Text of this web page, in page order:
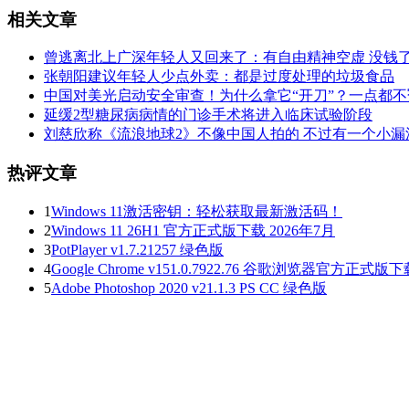
相关文章
曾逃离北上广深年轻人又回来了：有自由精神空虚 没钱
张朝阳建议年轻人少点外卖：都是过度处理的垃圾食品
中国对美光启动安全审查！为什么拿它“开刀”？一点都不
延缓2型糖尿病病情的门诊手术将进入临床试验阶段
刘慈欣称《流浪地球2》不像中国人拍的 不过有一个小漏
热评文章
1Windows 11激活密钥：轻松获取最新激活码！
2Windows 11 26H1 官方正式版下载 2026年7月
3PotPlayer v1.7.21257 绿色版
4Google Chrome v151.0.7922.76 谷歌浏览器官方正式版下
5Adobe Photoshop 2020 v21.1.3 PS CC 绿色版